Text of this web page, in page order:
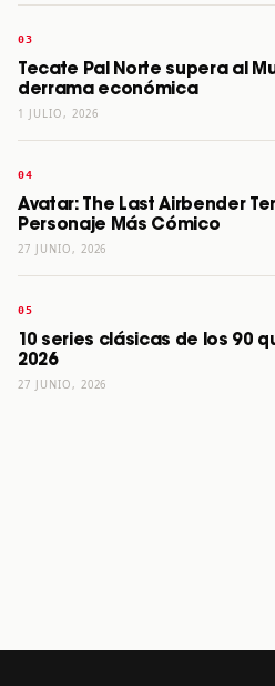
Tecate Pal Norte supera al
derrama económica
1 JULIO, 2026
Avatar: The Last Airbender
Personaje Más Cómico
27 JUNIO, 2026
10 series clásicas de los 90
2026
27 JUNIO, 2026